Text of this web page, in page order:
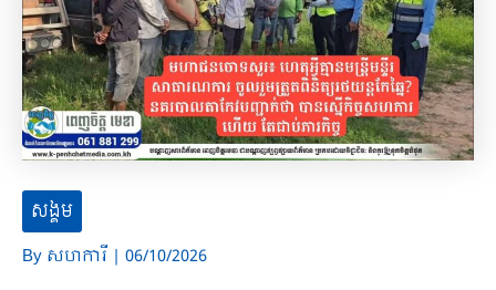
សង្គម
By សហការី | 06/10/2026